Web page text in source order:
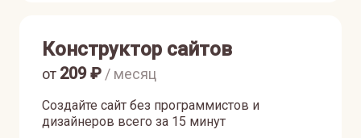
Конструктор сайтов
Создайте сайт без программистов и
дизайнеров всего за 15 минут
от 209₽ / месяц